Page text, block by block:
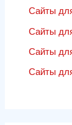
Сайты
Сайты
Сайты
Сайты